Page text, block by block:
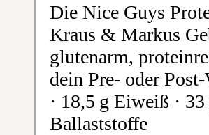
Die Nice Guys
Kraus & Markus
glutenarm,
dein Pre- oder
· 18,5 g Eiweiß ·
Ballaststoffe